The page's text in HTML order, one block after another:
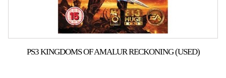
PS3 KINGDOMS OF AMALUR RECKONING (USED)